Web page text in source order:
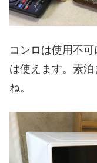
コンロは使用不
は使えます。素
ね。